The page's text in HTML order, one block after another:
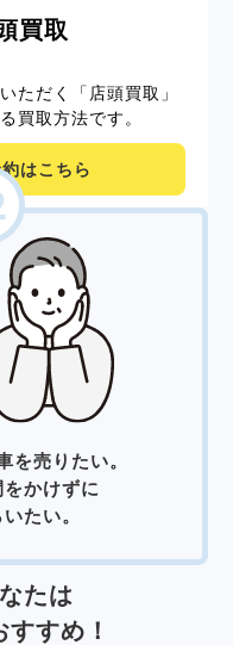
買取
ただく「店頭買取」
買取方法です。
はこちら
を売りたい。
かけずに
たい。
たは
すすめ！